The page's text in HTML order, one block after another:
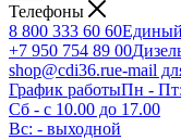
Телефоны
8 800 333 60 60
+7 950 754 89 00
shop@cdi36.rue-mail
График работыПн - Пт:
Сб - с 10.00 до 17.00
Вс: - выходной